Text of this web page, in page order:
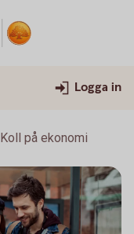
Logga in
Koll på ekonomi